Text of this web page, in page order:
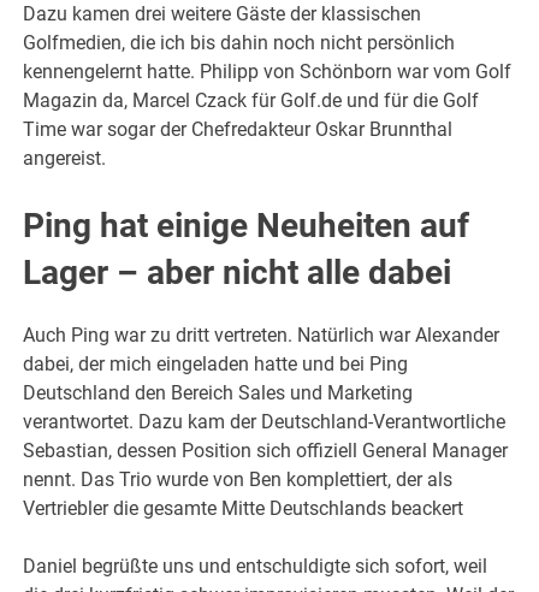
Dazu kamen drei weitere Gäste der klassischen
Golfmedien, die ich bis dahin noch nicht persönlich
kennengelernt hatte. Philipp von Schönborn war vom Golf
Magazin da, Marcel Czack für Golf.de und für die Golf
Time war sogar der Chefredakteur Oskar Brunnthal
angereist.
Ping hat einige Neuheiten auf
Lager – aber nicht alle dabei
Auch Ping war zu dritt vertreten. Natürlich war Alexander
dabei, der mich eingeladen hatte und bei Ping
Deutschland den Bereich Sales und Marketing
verantwortet. Dazu kam der Deutschland-Verantwortliche
Sebastian, dessen Position sich offiziell General Manager
nennt. Das Trio wurde von Ben komplettiert, der als
Vertriebler die gesamte Mitte Deutschlands beackert
Daniel begrüßte uns und entschuldigte sich sofort, weil